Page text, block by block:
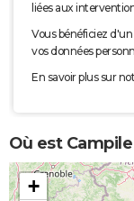
liées aux
Vous bénéficiez
vos données
En savoir plus sur
Où est
+